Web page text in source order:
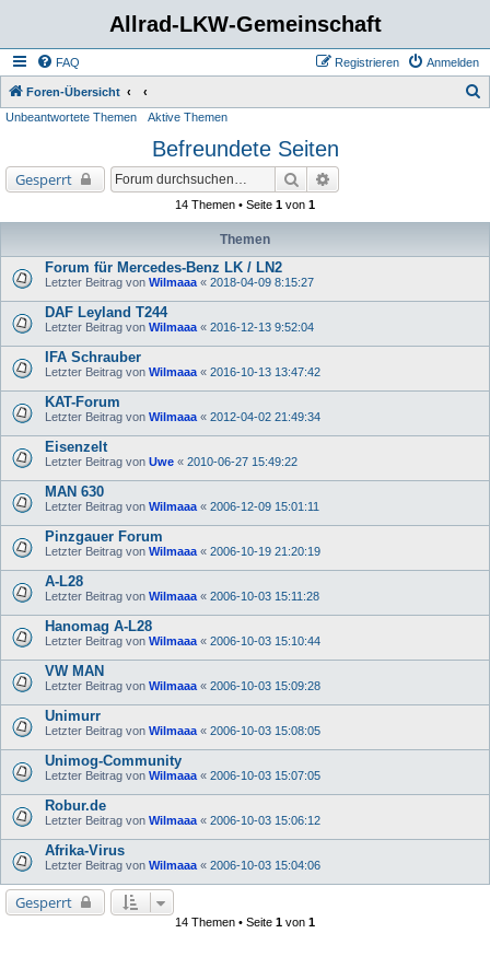
Allrad-LKW-Gemeinschaft
FAQ Anmelden
Registrieren
Foren-Übersicht
Unbeantwortete Themen Aktive Themen
Befreundete Seiten
Gesperrt Suche
14 Themen • Seite 1 von 1
Themen
Forum für Mercedes-Benz LK / LN2
Letzter Beitrag von Wilmaaa « 2018-04-09 8:15:27
DAF Leyland T244
Letzter Beitrag von Wilmaaa « 2016-12-13 9:52:04
IFA Schrauber
Letzter Beitrag von Wilmaaa « 2016-10-13 13:47:42
KAT-Forum
Letzter Beitrag von Wilmaaa « 2012-04-02 21:49:34
Eisenzelt
Letzter Beitrag von Uwe « 2010-06-27 15:49:22
MAN 630
Letzter Beitrag von Wilmaaa « 2006-12-09 15:01:11
Pinzgauer Forum
Letzter Beitrag von Wilmaaa « 2006-10-19 21:20:19
A-L28
Letzter Beitrag von Wilmaaa « 2006-10-03 15:11:28
Hanomag A-L28
Letzter Beitrag von Wilmaaa « 2006-10-03 15:10:44
VW MAN
Letzter Beitrag von Wilmaaa « 2006-10-03 15:09:28
Unimurr
Letzter Beitrag von Wilmaaa « 2006-10-03 15:08:05
Unimog-Community
Letzter Beitrag von Wilmaaa « 2006-10-03 15:07:05
Robur.de
Letzter Beitrag von Wilmaaa « 2006-10-03 15:06:12
Afrika-Virus
Letzter Beitrag von Wilmaaa « 2006-10-03 15:04:06
Gesperrt
14 Themen • Seite 1 von 1